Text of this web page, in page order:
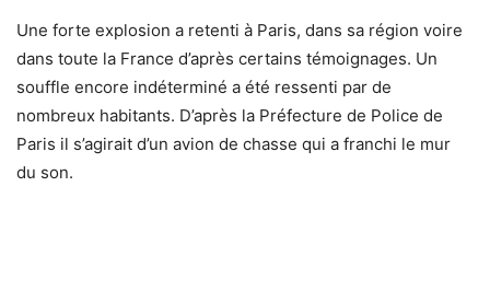
Une forte explosion a retenti à Paris, dans sa région voire
dans toute la France d’après certains témoignages. Un
souffle encore indéterminé a été ressenti par de
nombreux habitants. D’après la Préfecture de Police de
Paris il s’agirait d’un avion de chasse qui a franchi le mur
du son.